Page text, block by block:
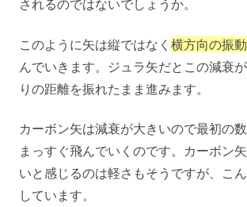
されるのではないでしょうか。
このように矢は縦ではなく 横方向の振
んでいきます。ジュラ矢だとこの減衰
りの距離を振れたまま進みます。
カーボン矢は減衰が大きいので最初の
まっすぐ飛んでいくのです。カーボン
いと感じるのは軽さもそうですが、こ
しています。